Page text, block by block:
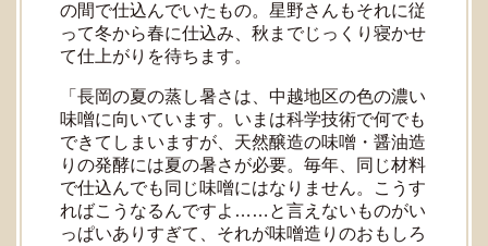
の間で仕込んでいたもの。星野さんもそれに従
って冬から春に仕込み、秋までじっくり寝かせ
て仕上がりを待ちます。
「長岡の夏の蒸し暑さは、中越地区の色の濃い
味噌に向いています。いまは科学技術で何でも
できてしまいますが、天然醸造の味噌・醤油造
りの発酵には夏の暑さが必要。毎年、同じ材料
で仕込んでも同じ味噌にはなりません。こうす
ればこうなるんですよ……と言えないものがい
っぱいありすぎて、それが味噌造りのおもしろ